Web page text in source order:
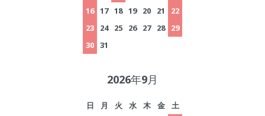
16 17 18 19 20 21
22
23
24 25 26 27 28
29
30 31
2026年9月
日 月 火 水 木 金
土